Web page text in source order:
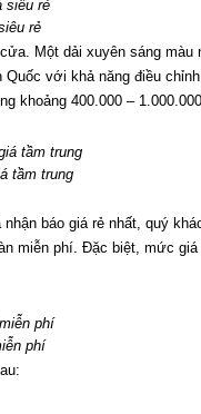
rẻ
Một dải xuyên sáng
với khả năng điều
khoảng 400.000 –
tầm trung
báo giá rẻ nhất, quý
miễn phí. Đặc biệt, mức
phí